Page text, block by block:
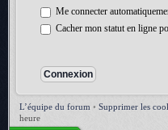
Me connecter
Cacher mon statut en ligne
L’équipe du forum • Supprimer les
heure